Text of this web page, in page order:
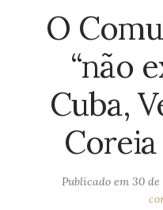
O
“não
Cuba,
Publicado em30 de